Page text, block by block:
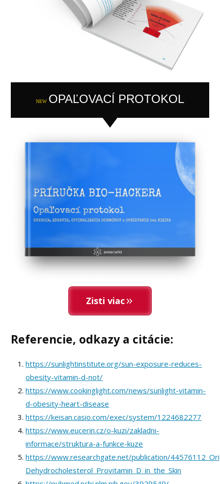
NEW OPAĽOVACÍ PROTOKOL
Zisti viac
Referencie, odkazy a citácie:
https://sunlightinstitute.org/sun-exposure-reduces-
obesity-vitamin-d-not/
https://www.cookinglight.com/news/sunlight-vitamin-
d-obesity-heart-disease
https://keisan.casio.com/exec/system/1224682277
https://www.eucerin.cz/o-kuzi/zakladni-
informace/struktura-a-funkce-kuze
https://www.researchgate.net/publication/
Dehydrocholesterol_Provitamin_D_in_the_Skin